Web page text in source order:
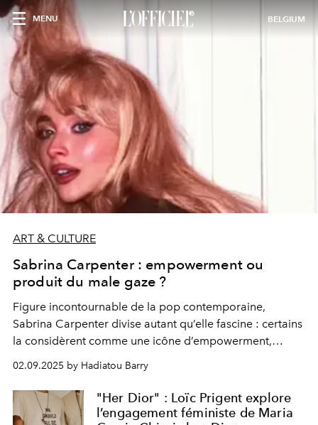
MENU BELGIUM
ART & CULTURE
Sabrina Carpenter : empowerment ou
produit du male gaze ?
Figure incontournable de la pop contemporaine,
Sabrina Carpenter divise autant qu’elle fascine : certains
la considèrent comme une icône d’empowerment,
d’autres comme un simple produit du male gaze.
02.09.2025 by Hadiatou Barry
"Her Dior" : Loïc Prigent explore
l’engagement féministe de Maria